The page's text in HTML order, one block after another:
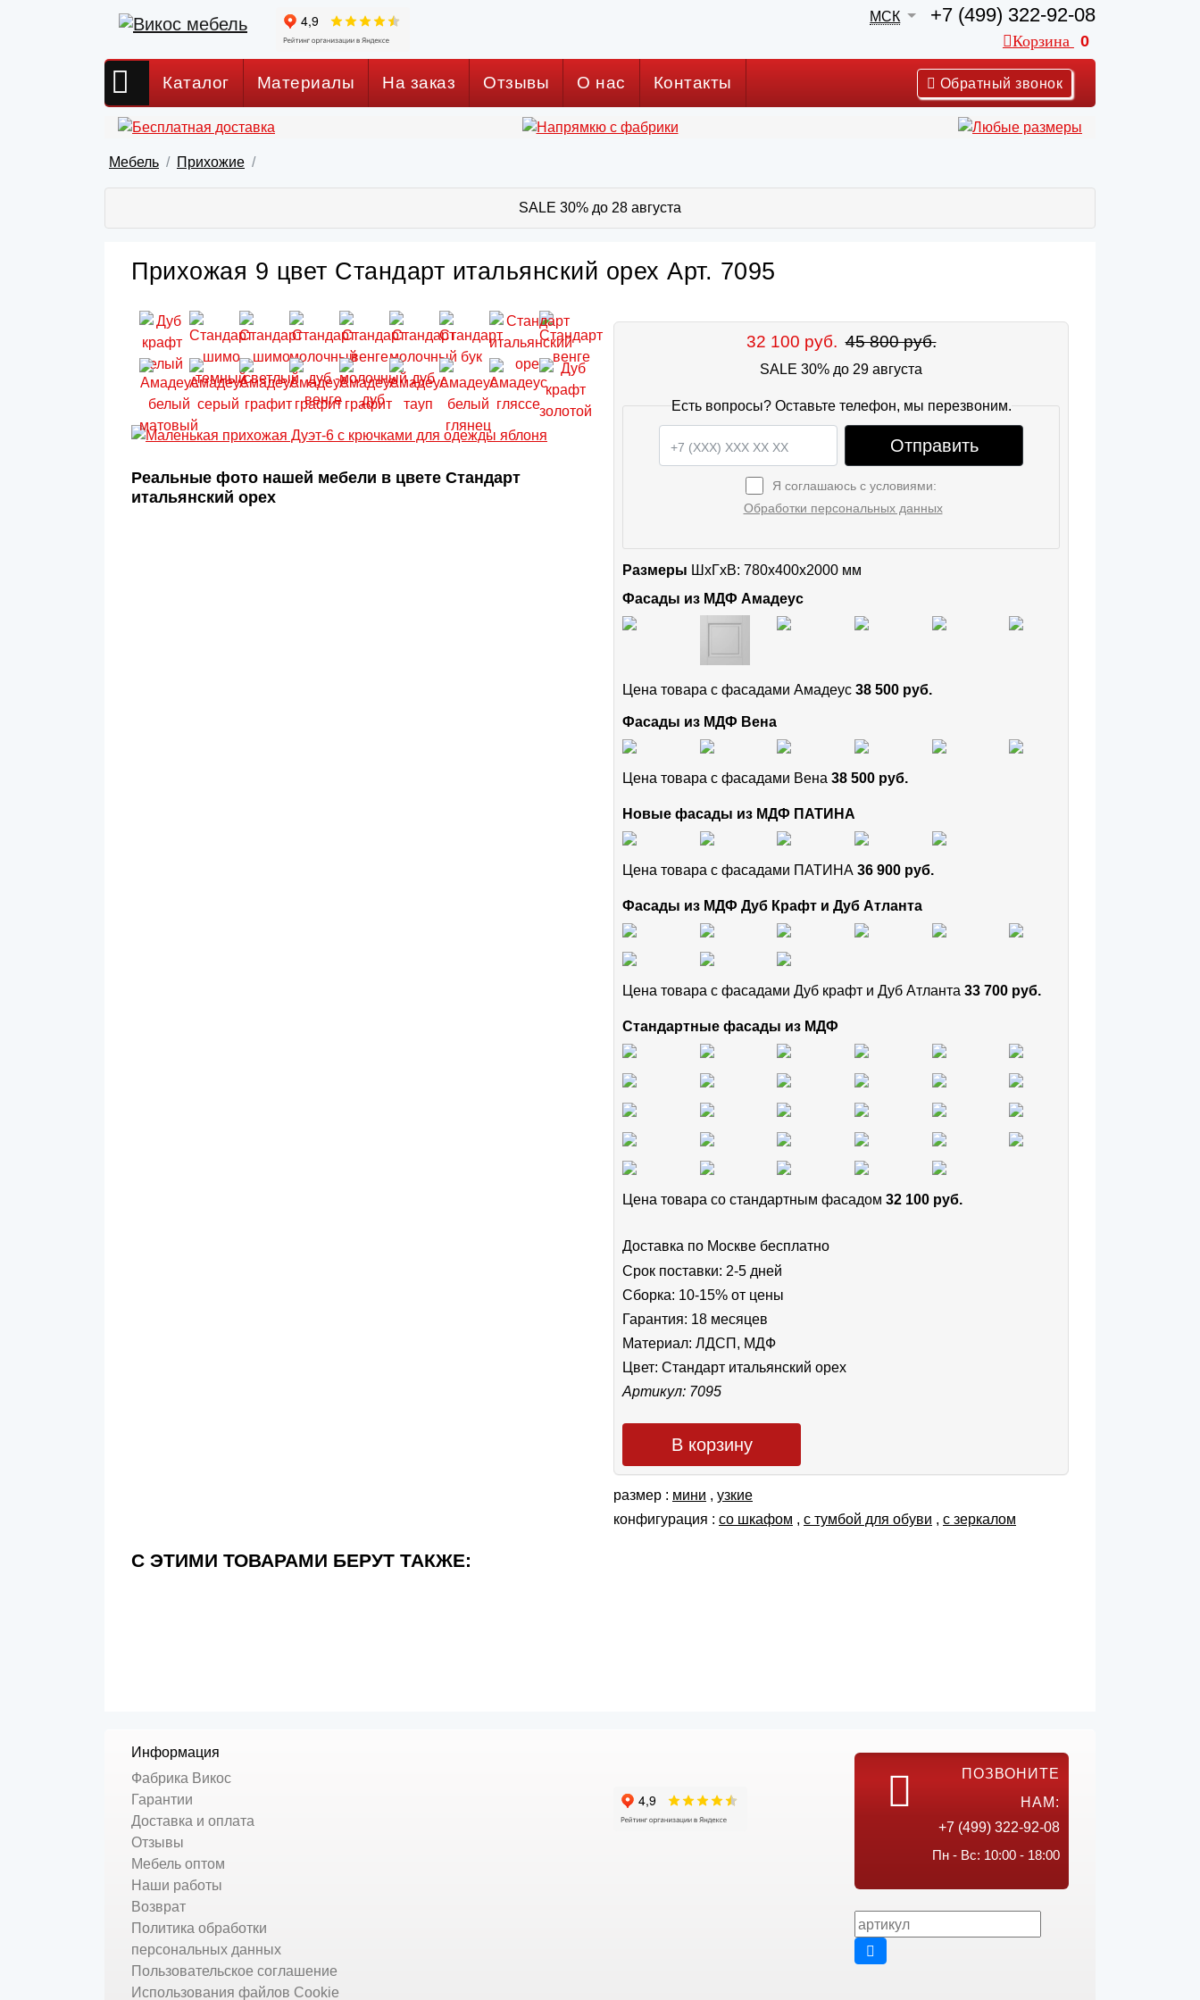
МСК +7 (499) 322-92-08
Корзина 0
Каталог Материалы На заказ Отзывы О нас Контакты Обратный звонок
Мебель Прихожие
SALE 30% до 28 августа
Прихожая 9 цвет Стандарт итальянский орех Арт. 7095
Реальные фото нашей мебели в цвете Стандарт
итальянский орех
32 100 руб. 45 800 руб.
SALE 30% до 29 августа
Есть вопросы? Оставьте телефон, мы перезвоним.
Отправить
Я соглашаюсь с условиями:
Обработки персональных данных
Размеры ШxГхВ: 780x400x2000 мм
Фасады из МДФ Амадеус
Цена товара с фасадами Амадеус 38 500 руб.
Фасады из МДФ Вена
Цена товара с фасадами Вена 38 500 руб.
Новые фасады из МДФ ПАТИНА
Цена товара с фасадами ПАТИНА 36 900 руб.
Фасады из МДФ Дуб Крафт и Дуб Атланта
Цена товара с фасадами Дуб крафт и Дуб Атланта 33 700 руб.
Стандартные фасады из МДФ
Цена товара cо стандартным фасадом 32 100 руб.
Доставка по Москве бесплатно
Срок поставки: 2-5 дней
Сборка: 10-15% от цены
Гарантия: 18 месяцев
Материал: ЛДСП, МДФ
Цвет: Стандарт итальянский орех
Артикул: 7095
В корзину
размер : мини , узкие
конфигурация : со шкафом , с тумбой для обуви , с зеркалом
С ЭТИМИ ТОВАРАМИ БЕРУТ ТАКЖЕ:
Информация
Фабрика Викос
Гарантии
Доставка и оплата
Отзывы
Мебель оптом
Наши работы
Возврат
Политика обработки
персональных данных
Пользовательское соглашение
Использования файлов Cookie
ПОЗВОНИТЕ
НАМ:
+7 (499) 322-92-08
Пн - Вс: 10:00 - 18:00